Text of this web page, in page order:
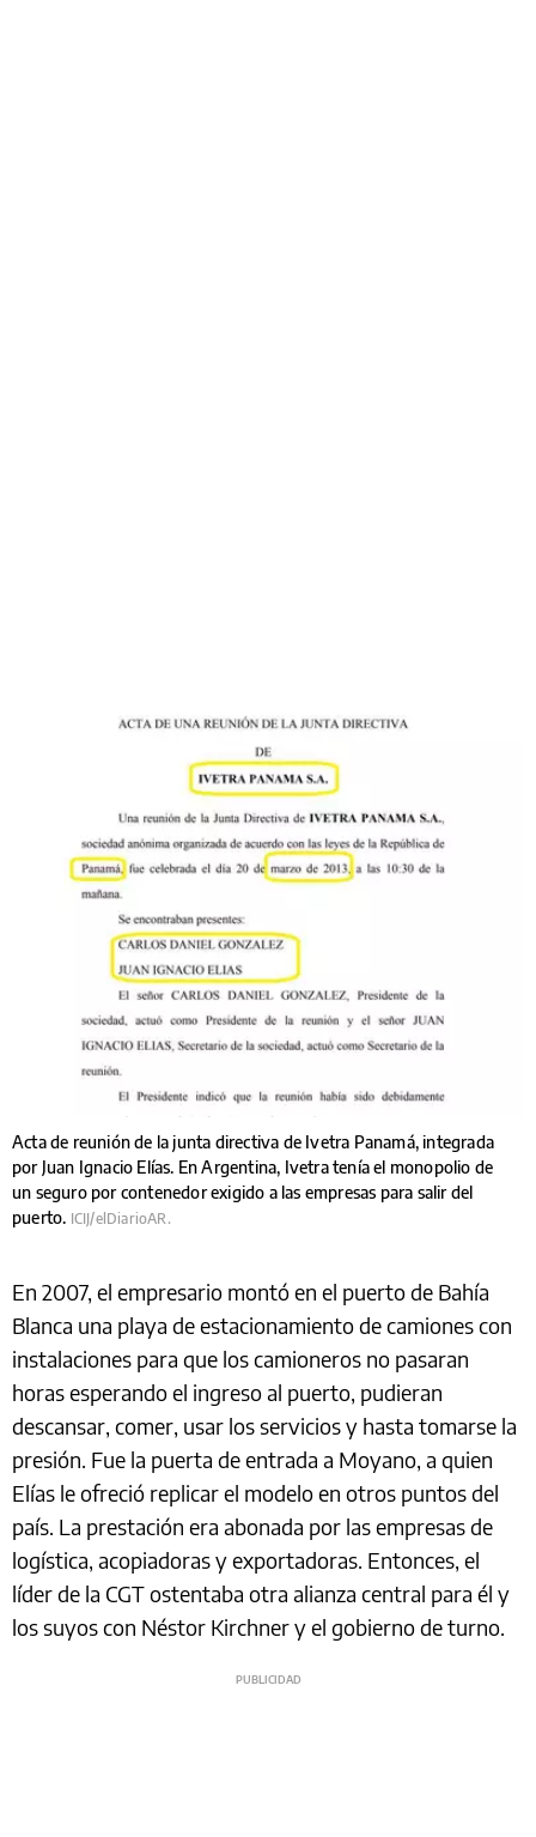
Acta de reunión de la junta directiva de Ivetra Panamá, integrada
por Juan Ignacio Elías. En Argentina, Ivetra tenía el monopolio de
un seguro por contenedor exigido a las empresas para salir del
puerto. ICIJ/elDiarioAR.
En 2007, el empresario montó en el puerto de Bahía
Blanca una playa de estacionamiento de camiones con
instalaciones para que los camioneros no pasaran
horas esperando el ingreso al puerto, pudieran
descansar, comer, usar los servicios y hasta tomarse la
presión. Fue la puerta de entrada a Moyano, a quien
Elías le ofreció replicar el modelo en otros puntos del
país. La prestación era abonada por las empresas de
logística, acopiadoras y exportadoras. Entonces, el
líder de la CGT ostentaba otra alianza central para él y
los suyos con Néstor Kirchner y el gobierno de turno.